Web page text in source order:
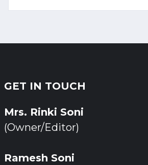
GET IN TOUCH
Mrs. Rinki Soni
(Owner/Editor)
Ramesh Soni